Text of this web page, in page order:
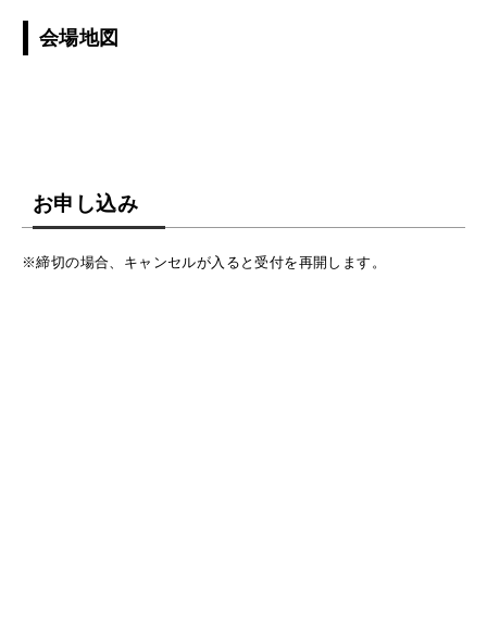
会場地図
お申し込み
※締切の場合、キャンセルが入ると受付を再開します。